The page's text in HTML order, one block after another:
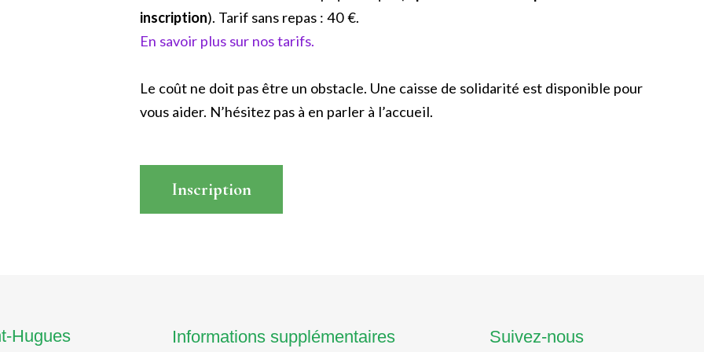
inscription). Tarif sans repas : 40 €.
En savoir plus sur nos tarifs.
Le coût ne doit pas être un obstacle. Une caisse de solidarité est disponible pour
vous aider. N’hésitez pas à en parler à l’accueil.
Inscription
Hugues Informations supplémentaires Suivez-nous